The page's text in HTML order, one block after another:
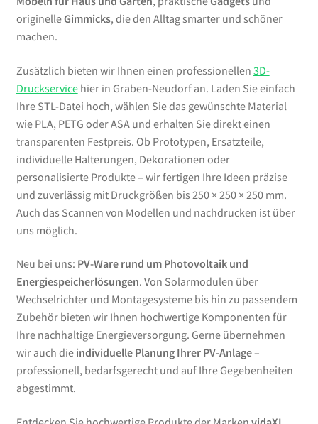
originelleGimmicks, die den Alltag smarter und schöner
machen.
Zusätzlich bieten wir Ihnen einen professionellen 3D-
Druckservicehier in Graben-Neudorf an. Laden Sie einfach
Ihre STL-Datei hoch, wählen Sie das gewünschte Material
wie PLA, PETG oder ASA und erhalten Sie direkt einen
transparenten Festpreis. Ob Prototypen, Ersatzteile,
individuelle Halterungen, Dekorationen oder
personalisierte Produkte – wir fertigen Ihre Ideen präzise
und zuverlässig mit Druckgrößen bis 250 × 250 × 250 mm.
Auch das Scannen von Modellen und nachdrucken ist über
uns möglich.
Neu bei uns: PV-Ware rund um Photovoltaik und
Energiespeicherlösungen. Von Solarmodulen über
Wechselrichter und Montagesysteme bis hin zu passendem
Zubehör bieten wir Ihnen hochwertige Komponenten für
Ihre nachhaltige Energieversorgung. Gerne übernehmen
wir auch die individuelle Planung Ihrer PV-Anlage–
professionell, bedarfsgerecht und auf Ihre Gegebenheiten
abgestimmt.